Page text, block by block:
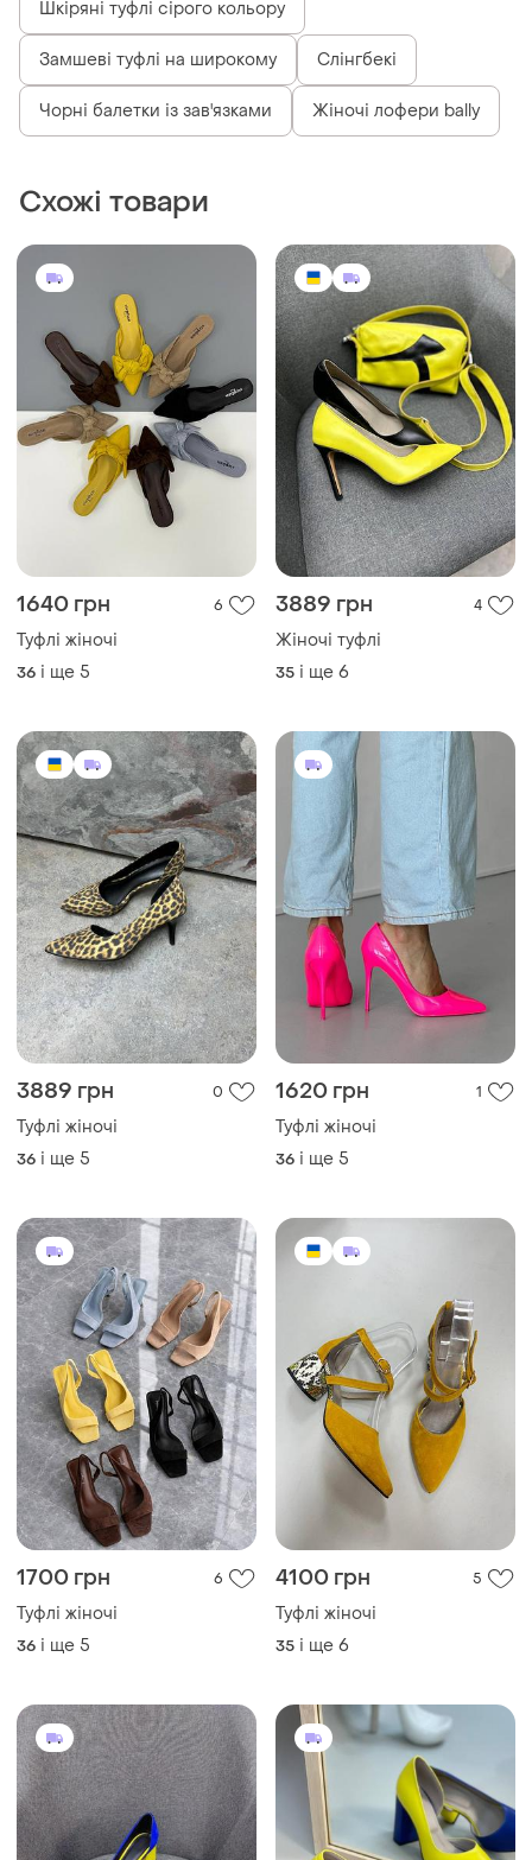
Шкіряні туфлі сірого кольору
Замшеві туфлі на широкому Слінгбекі
Чорні балетки із зав'язками Жіночі лофери bally
Схожі товари
1640 грн 6
Туфлі жіночі
36 і ще 5
3889 грн 4
Жіночі туфлі
35 і ще 6
3889 грн 0
Туфлі жіночі
36 і ще 5
1620 грн 1
Туфлі жіночі
36 і ще 5
1700 грн 6
Туфлі жіночі
36 і ще 5
4100 грн 5
Туфлі жіночі
35 і ще 6